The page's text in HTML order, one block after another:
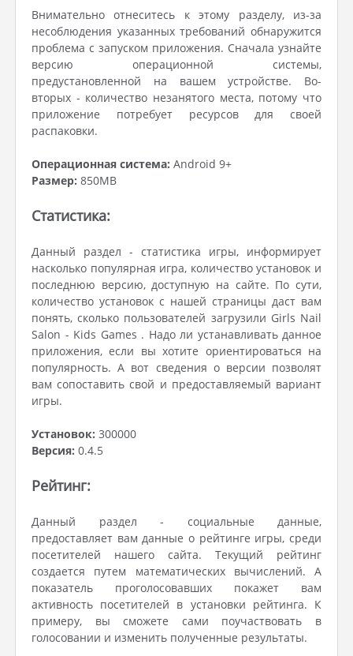
Внимательно отнеситесь к этому разделу, из-за
несоблюдения указанных требований обнаружится
проблема с запуском приложения. Сначала узнайте
версию операционной системы,
предустановленной на вашем устройстве. Во-
вторых - количество незанятого места, потому что
приложение потребует ресурсов для своей
распаковки.
Операционная система: Android 9+
Размер: 850MB
Статистика:
Данный раздел - статистика игры, информирует
насколько популярная игра, количество установок и
последнюю версию, доступную на сайте. По сути,
количество установок с нашей страницы даст вам
понять, сколько пользователей загрузили Girls Nail
Salon - Kids Games . Надо ли устанавливать данное
приложения, если вы хотите ориентироваться на
популярность. А вот сведения о версии позволят
вам сопоставить свой и предоставляемый вариант
игры.
Установок: 300000
Версия: 0.4.5
Рейтинг:
Данный раздел - социальные данные,
предоставляет вам данные о рейтинге игры, среди
посетителей нашего сайта. Текущий рейтинг
создается путем математических вычислений. А
показатель проголосовавших покажет вам
активность посетителей в установки рейтинга. К
примеру, вы сможете сами поучаствовать в
голосовании и изменить полученные результаты.